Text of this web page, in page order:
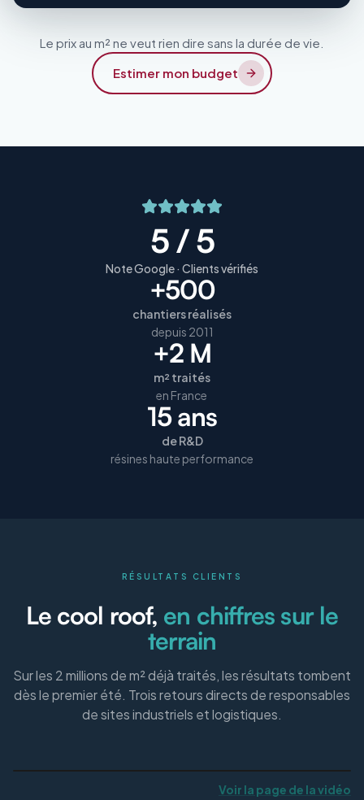
Le prix au m² ne veut rien dire sans la durée de vie.
Estimer mon budget
5 / 5
Note Google · Clients vérifiés
+500
chantiers réalisés
depuis 2011
+2 M
m² traités
en France
15 ans
de R&D
résines haute performance
RÉSULTATS CLIENTS
Le cool roof, en chiffres sur le
terrain
Sur les 2 millions de m² déjà traités, les résultats tombent
dès le premier été. Trois retours directs de responsables
de sites industriels et logistiques.
Voir la page de la vidéo